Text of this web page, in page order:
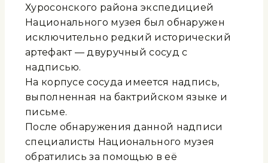
Хуросонского района экспедицией
Национального музея был обнаружен
исключительно редкий исторический
артефакт — двуручный сосуд с
надписью.
На корпусе сосуда имеется надпись,
выполненная на бактрийском языке и
письме.
После обнаружения данной надписи
специалисты Национального музея
обратились за помощью в её